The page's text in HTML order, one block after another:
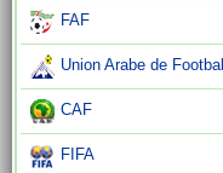
FAF
Union Arabe de Football
CAF
FIFA